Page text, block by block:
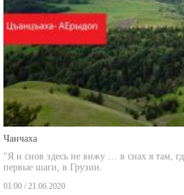
Чанчаха
"Я и снов здесь не вижу … в снах я там,
первые шаги, в Грузии.
01:00 / 21.06.2020